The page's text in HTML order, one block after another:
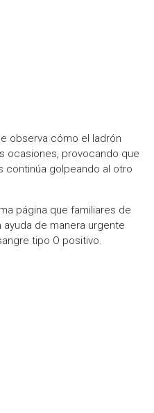
observa cómo el ladrón
ocasiones, provocando que
continúa golpeando al otro
página que familiares de
de manera urgente
tipo O positivo.